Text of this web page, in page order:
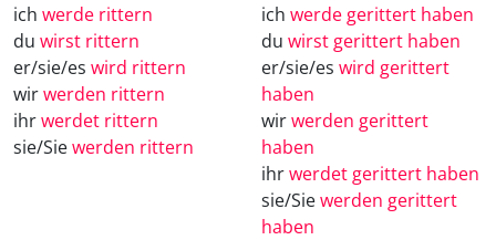
ich werde rittern
du wirst rittern
er/sie/es wird rittern
wirwerden rittern
ihrwerdet rittern
sie/Siewerden rittern
ich werde gerittert haben
du wirst gerittert haben
er/sie/es wird gerittert
haben
wirwerden gerittert
haben
ihrwerdet gerittert haben
sie/Siewerden gerittert
haben